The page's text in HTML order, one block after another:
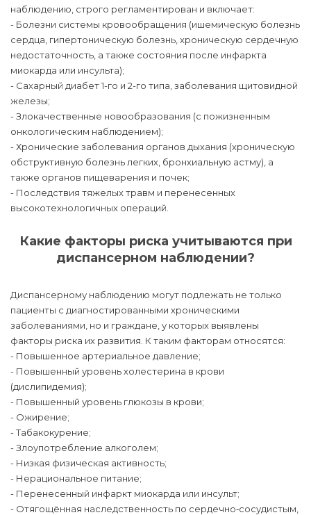
наблюдению, строго регламентирован и включает:
- Болезни системы кровообращения (ишемическую болезнь
сердца, гипертоническую болезнь, хроническую сердечную
недостаточность, а также состояния после инфаркта
миокарда или инсульта);
- Сахарный диабет 1-го и 2-го типа, заболевания щитовидной
железы;
- Злокачественные новообразования (с пожизненным
онкологическим наблюдением);
- Хронические заболевания органов дыхания (хроническую
обструктивную болезнь легких, бронхиальную астму), а
также органов пищеварения и почек;
- Последствия тяжелых травм и перенесенных
высокотехнологичных операций.
Какие факторы риска учитываются при
диспансерном наблюдении?
Диспансерному наблюдению могут подлежать не только
пациенты с диагностированными хроническими
заболеваниями, но и граждане, у которых выявлены
факторы риска их развития. К таким факторам относятся:
- Повышенное артериальное давление;
- Повышенный уровень холестерина в крови
(дислипидемия);
- Повышенный уровень глюкозы в крови;
- Ожирение;
- Табакокурение;
- Злоупотребление алкоголем;
- Низкая физическая активность;
- Нерациональное питание;
- Перенесенный инфаркт миокарда или инсульт;
- Отягощённая наследственность по сердечно‑сосудистым,